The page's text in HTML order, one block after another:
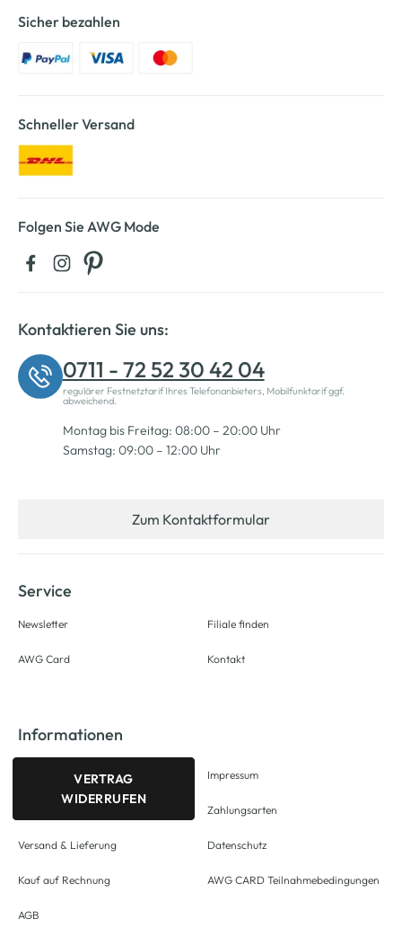
Sicher bezahlen
Schneller Versand
Folgen Sie AWG Mode
Kontaktieren Sie uns:
0711 - 72 52 30 42 04
regulärer Festnetztarif Ihres Telefonanbieters, Mobilfunktarif ggf.
abweichend.
Montag bis Freitag: 08:00 – 20:00 Uhr
Samstag: 09:00 – 12:00 Uhr
Zum Kontaktformular
Service
Newsletter
AWG Card
Filiale finden
Kontakt
Informationen
VERTRAG
WIDERRUFEN
Versand & Lieferung
Kauf auf Rechnung
AGB
Impressum
Zahlungsarten
Datenschutz
AWG CARD Teilnahmebedingungen